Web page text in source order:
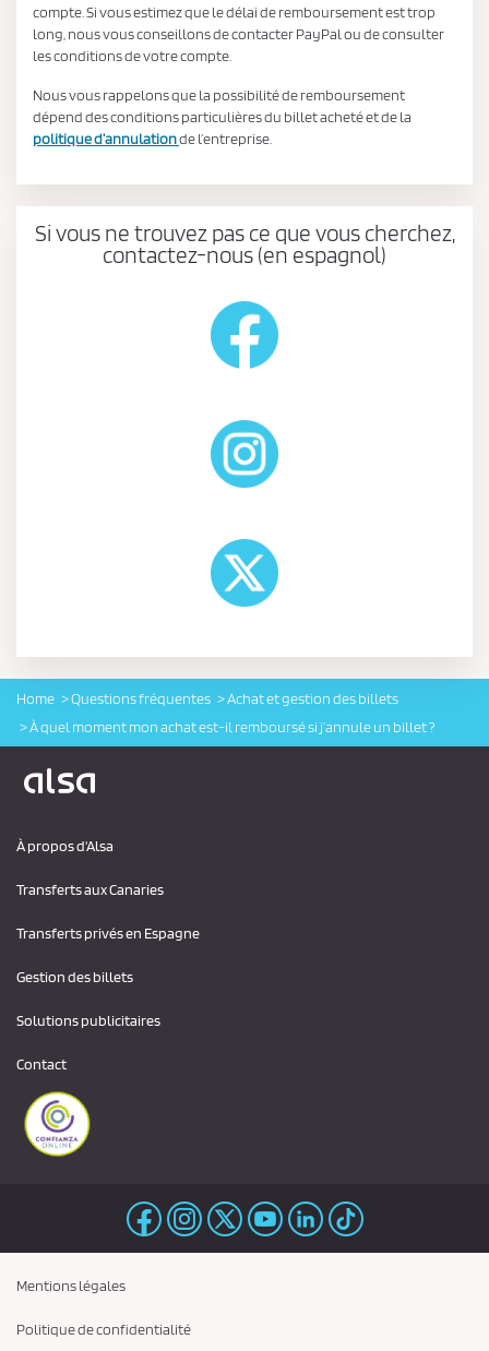
compte. Si vous estimez que le délai de remboursement est trop
long, nous vous conseillons de contacter PayPal ou de consulter
les conditions de votre compte.
Nous vous rappelons que la possibilité de remboursement
dépend des conditions particulières du billet acheté et de la
politique d’annulationde l’entreprise.
Si vous ne trouvez pas ce que vous cherchez,
contactez-nous (en espagnol)
Home Questions fréquentes
Achat et gestion des billets
À quel moment mon achat est-il remboursé si j’annule un billet ?
À propos d'Alsa
Transferts aux Canaries
Transferts privés en Espagne
Gestion des billets
Solutions publicitaires
Contact
Logo Alsa
Mentions légales
Politique de confidentialité